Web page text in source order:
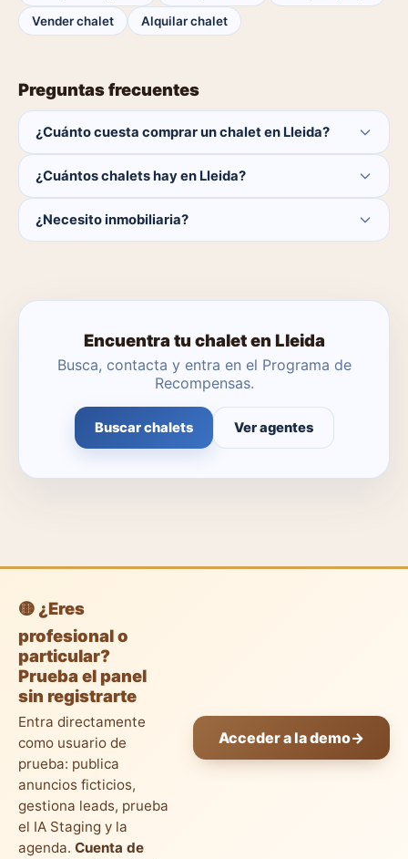
Vender chalet
Alquilar chalet
Preguntas frecuentes
¿Cuánto cuesta comprar un chalet en Lleida?
¿Cuántos chalets hay en Lleida?
catálogo se actualiza a diario.
¿Necesito inmobiliaria?
Encuentra tu chalet en Lleida
Busca, contacta y entra en el Programa de
Recompensas.
Buscar chalets Ver agentes
🟡 ¿Eres
profesional o
particular?
Prueba el panel
sin registrarte
Entra directamente
como usuario de
prueba: publica
anuncios ficticios,
gestiona leads, prueba
el IA Staging y la
agenda. Cuenta de
Acceder a la demo→